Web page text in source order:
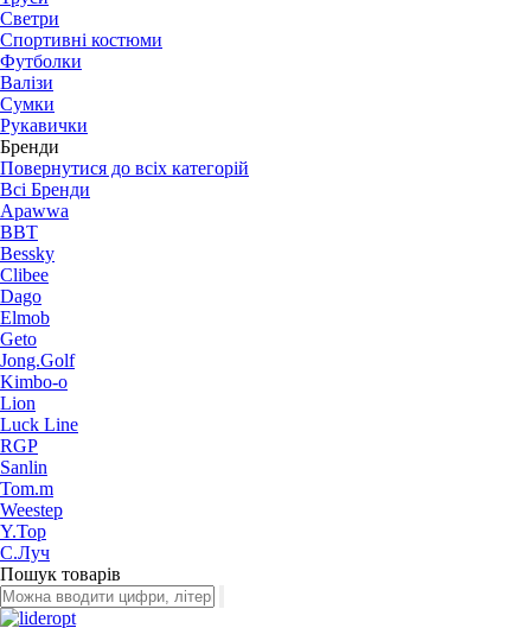
Светри
Спортивні костюми
Футболки
Валізи
Сумки
Рукавички
Бренди
Повернутися до всіх категорій
Всі Бренди
Apawwa
BBT
Bessky
Clibee
Dago
Elmob
Geto
Jong.Golf
Kimbo-o
Lion
Luck Line
RGP
Sanlin
Tom.m
Weestep
Y.Top
С.Луч
Пошук товарів